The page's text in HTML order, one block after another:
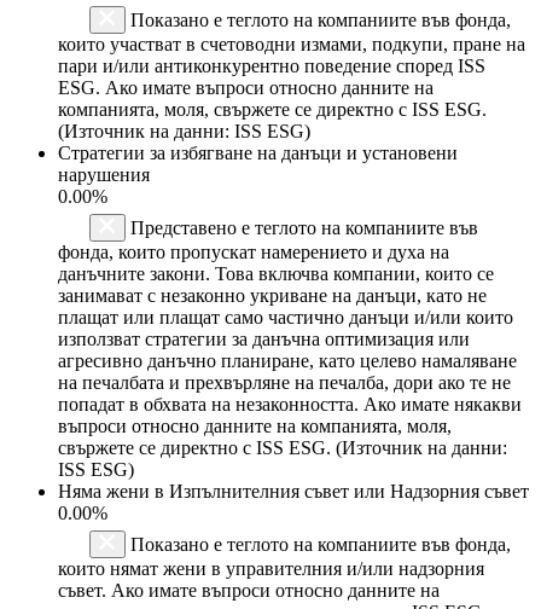
Показано е теглото на компаниите във фонда,
които участват в счетоводни измами, подкупи, пране на
пари и/или антиконкурентно поведение според ISS
ESG. Ако имате въпроси относно данните на
компанията, моля, свържете се директно с ISS ESG.
(Източник на данни: ISS ESG)
Стратегии за избягване на данъци и установени
нарушения
0.00%
Представено е теглото на компаниите във
фонда, които пропускат намерението и духа на
данъчните закони. Това включва компании, които се
занимават с незаконно укриване на данъци, като не
плащат или плащат само частично данъци и/или които
използват стратегии за данъчна оптимизация или
агресивно данъчно планиране, като целево намаляване
на печалбата и прехвърляне на печалба, дори ако те не
попадат в обхвата на незаконността. Ако имате някакви
въпроси относно данните на компанията, моля,
свържете се директно с ISS ESG. (Източник на данни:
ISS ESG)
Няма жени в Изпълнителния съвет или Надзорния съвет
0.00%
Показано е теглото на компаниите във фонда,
които нямат жени в управителния и/или надзорния
съвет. Ако имате въпроси относно данните на